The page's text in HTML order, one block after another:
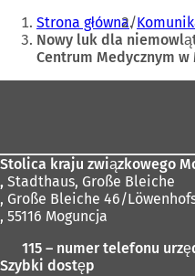
Jesteś
tutaj:
Strona główna
Nowy luk dla
Centrum Medycznym w
Stolica kraju związkowego
, Stadthaus, Große Bleiche
, Große Bleiche 46/
, 55116 Moguncja
115 – numer telefonu
Szybki dostęp